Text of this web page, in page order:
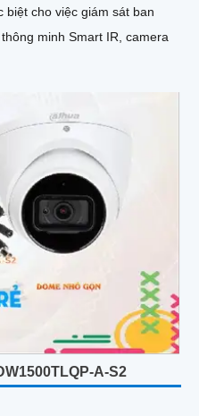
cho việc giám sát ban
A-S2